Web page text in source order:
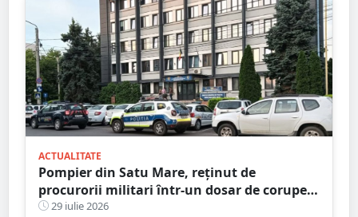
ACTUALITATE
Pompier din Satu Mare, reținut de
procurorii militari într-un dosar de corupere
sexuală a minorilor. Este și antrenor la un
29 iulie 2026